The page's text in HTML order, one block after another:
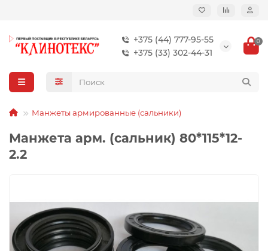
+375 (44) 777-95-55
+375 (33) 302-44-31
0
Манжеты армированные (сальники)
Манжета арм. (сальник) 80*115*12-
2.2